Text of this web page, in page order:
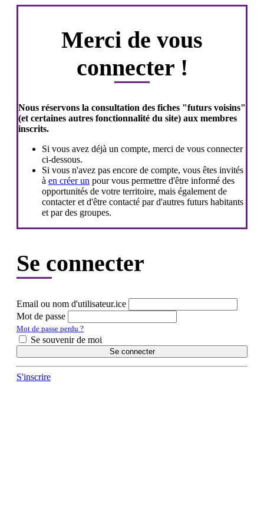
Merci de vous
connecter !
Nous réservons la consultation des fiches "futurs voisins"
(et certaines autres fonctionnalité du site) aux membres
inscrits.
Si vous avez déjà un compte, merci de vous connecter
ci-dessous.
Si vous n'avez pas encore de compte, vous êtes invités
à en créer un pour vous permettre d'être informé des
opportunités de votre territoire, mais également de
contacter et d'être contacté par d'autres futurs habitants
et par des groupes.
Se connecter
Email ou nom d'utilisateur.ice
Mot de passe
Mot de passe perdu ?
Se souvenir de moi
Se connecter
S'inscrire